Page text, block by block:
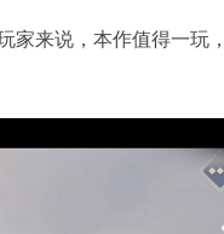
来说，本作值得一玩，